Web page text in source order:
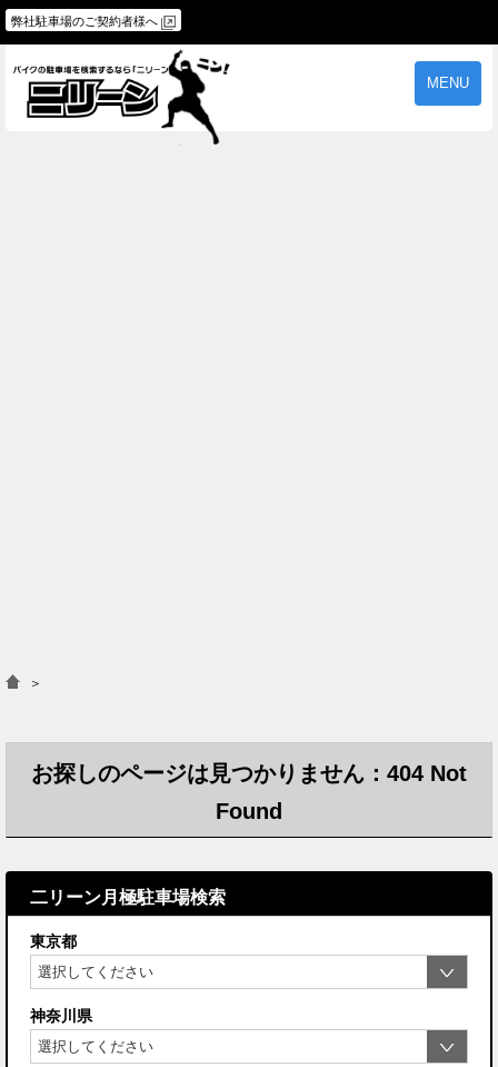
弊社駐車場のご契約者様へ
MENU
＞
お探しのページは見つかりません：404 Not
Found
二リーン月極駐車場検索
東京都
神奈川県